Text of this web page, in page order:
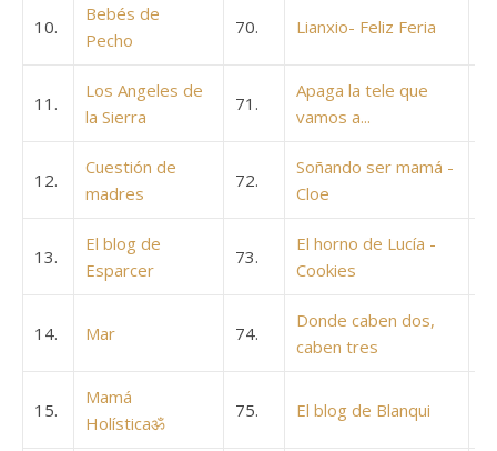
10.
Bebés de
Pecho
70. Lianxio- Feliz Feria
11.
Los Angeles de
la Sierra
71.
Apaga la tele que
vamos a...
12.
Cuestión de
madres
72.
Soñando ser mamá -
Cloe
13.
El blog de
Esparcer
73.
El horno de Lucía -
Cookies
14. Mar 74.
Donde caben dos,
caben tres
15.
Mamá
Holísticaॐ
75. El blog de Blanqui